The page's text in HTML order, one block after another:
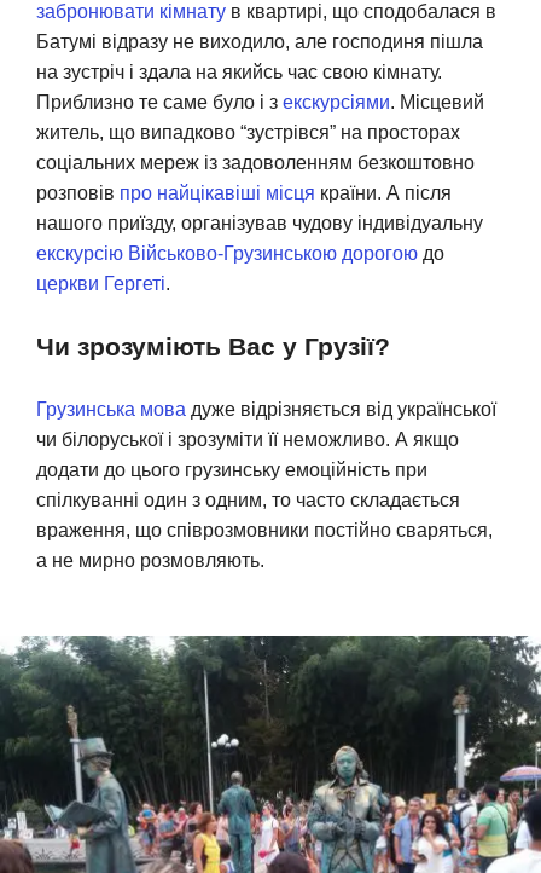
забронювати кімнату в квартирі, що сподобалася в
Батумі відразу не виходило, але господиня пішла
на зустріч і здала на якийсь час свою кімнату.
Приблизно те саме було і з екскурсіями. Місцевий
житель, що випадково “зустрівся” на просторах
соціальних мереж із задоволенням безкоштовно
розповів про найцікавіші місця країни. А після
нашого приїзду, організував чудову індивідуальну
екскурсію Військово-Грузинською дорогою до
церкви Гергеті.
Чи зрозуміють Вас у Грузії?
Грузинська мова дуже відрізняється від української
чи білоруської і зрозуміти її неможливо. А якщо
додати до цього грузинську емоційність при
спілкуванні один з одним, то часто складається
враження, що співрозмовники постійно сваряться,
а не мирно розмовляють.